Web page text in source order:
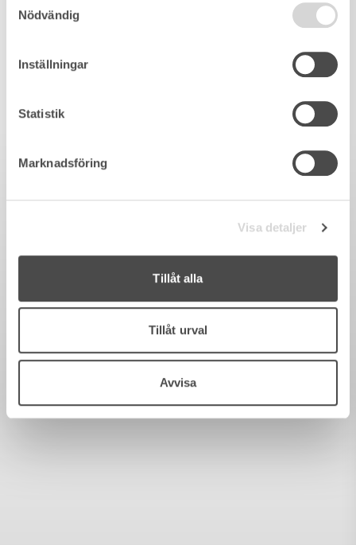
Nödvändig
Inställningar
Statistik
Marknadsföring
Visa detaljer
Tillåt alla
Tillåt urval
Avvisa